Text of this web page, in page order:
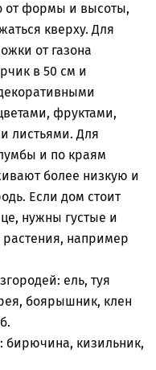
от формы и высоты,
кверху. Для
от газона
в 50 см и
фруктами,
листьями. Для
и по краям
более низкую и
Если дом стоит
нужны густые и
например
ель, туя
боярышник, клен
бирючина, кизильник,